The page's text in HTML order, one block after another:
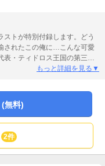
トが特別付録します。どう
されたこの俺に…こんな可愛
表・ティドロス王国の第三王
れた令嬢シトエンとの婚約
嫁に手を出さずにいられる
世界ドタバタラブコメディ
もっと詳細を見る▼
無料)
2件